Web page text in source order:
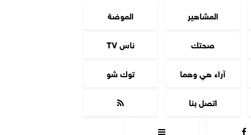
المشاهير
الموضة
صحتك
ناس TV
آراء هي وهما
توك شو
اتصل بنا


